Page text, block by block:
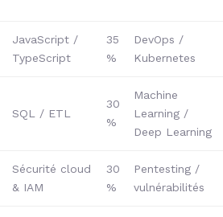
JavaScript /
TypeScript
35
%
DevOps /
Kubernetes
SQL / ETL
30
%
Machine
Learning /
Deep Learning
Sécurité cloud
& IAM
30
%
Pentesting /
vulnérabilités